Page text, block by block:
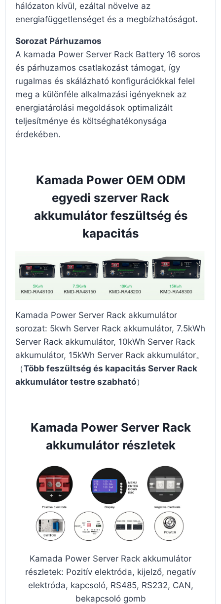
hálózaton kívül, ezáltal növelve az
energiafüggetlenséget és a megbízhatóságot.
Sorozat Párhuzamos
A kamada Power Server Rack Battery 16 soros
és párhuzamos csatlakozást támogat, így
rugalmas és skálázható konfigurációkkal felel
meg a különféle alkalmazási igényeknek az
energiatárolási megoldások optimalizált
teljesítménye és költséghatékonysága
érdekében.
Kamada Power OEM ODM
egyedi szerver Rack
akkumulátor feszültség és
kapacitás
Kamada Power Server Rack akkumulátor
sorozat: 5kwh Server Rack akkumulátor, 7.5kWh
Server Rack akkumulátor, 10kWh Server Rack
akkumulátor, 15kWh Server Rack akkumulátor。
（Több feszültség és kapacitás Server Rack
akkumulátor testre szabható）
Kamada Power Server Rack
akkumulátor részletek
Kamada Power Server Rack akkumulátor
részletek: Pozitív elektróda, kijelző, negatív
elektróda, kapcsoló, RS485, RS232, CAN,
bekapcsoló gomb